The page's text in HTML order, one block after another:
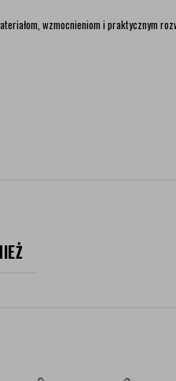
wzmocnieniom i praktycznym